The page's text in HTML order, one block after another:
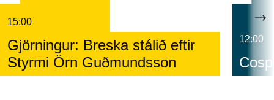
15:00
Gjörningur: Breska stálið eftir
Styrmi Örn Guðmundsson
12:00